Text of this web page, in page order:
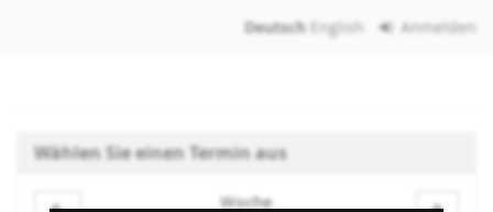
Deutsch English Anmelden
Wählen Sie einen Termin aus
Woche